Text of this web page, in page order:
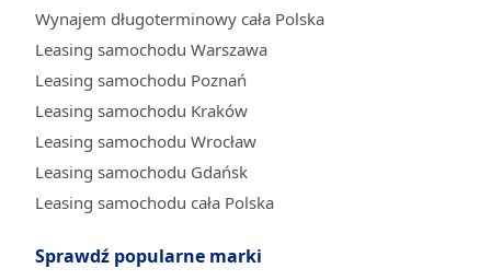
Wynajem długoterminowy cała Polska
Leasing samochodu Warszawa
Leasing samochodu Poznań
Leasing samochodu Kraków
Leasing samochodu Wrocław
Leasing samochodu Gdańsk
Leasing samochodu cała Polska
Sprawdź popularne marki